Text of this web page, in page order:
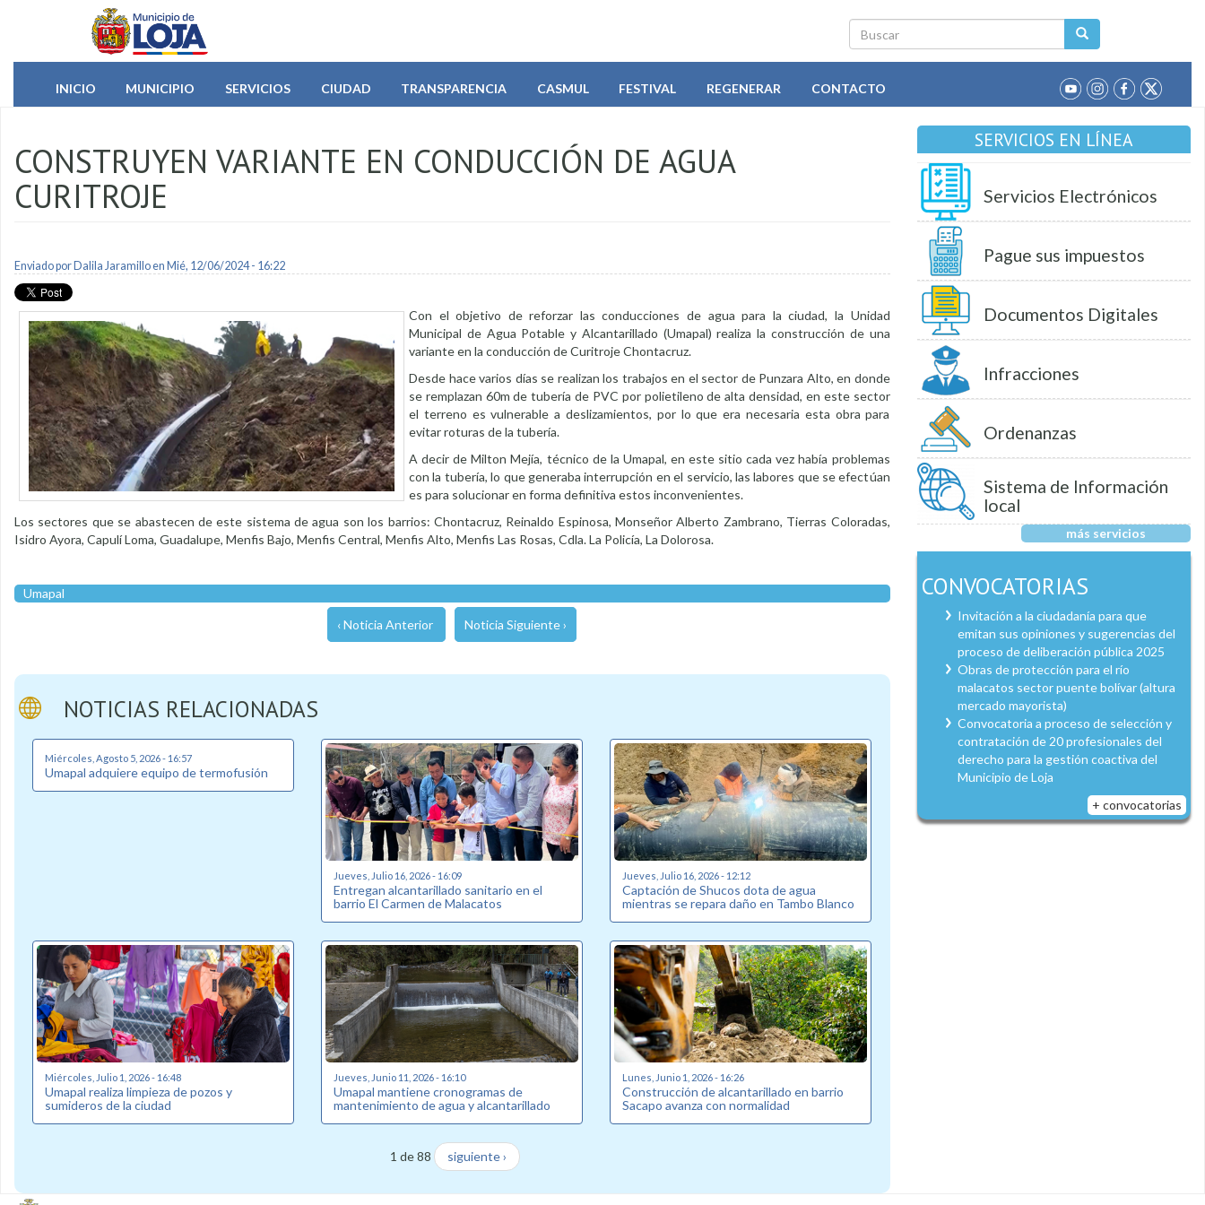
Pasar al contenido principal
Buscar
INICIO
MUNICIPIO SERVICIOS CIUDAD TRANSPARENCIA CASMUL FESTIVAL REGENERAR CONTACTO
CONSTRUYEN VARIANTE EN CONDUCCIÓN DE AGUA
CURITROJE
Enviado por Dalila Jaramilloen Mié, 12/06/2024 - 16:22
Con el objetivo de reforzar las conducciones de agua para la ciudad, la Unidad
Municipal de Agua Potable y Alcantarillado (Umapal) realiza la construcción de una
variante en la conducción de Curitroje Chontacruz.
Desde hace varios días se realizan los trabajos en el sector de Punzara Alto, en donde
se remplazan 60m de tubería de PVC por polietileno de alta densidad, en este sector
el terreno es vulnerable a deslizamientos, por lo que era necesaria esta obra para
evitar roturas de la tubería.
A decir de Milton Mejía, técnico de la Umapal, en este sitio cada vez había problemas
con la tubería, lo que generaba interrupción en el servicio, las labores que se efectúan
es para solucionar en forma definitiva estos inconvenientes.
Los sectores que se abastecen de este sistema de agua son los barrios: Chontacruz, Reinaldo Espinosa, Monseñor Alberto Zambrano, Tierras Coloradas,
Isidro Ayora, Capulí Loma, Guadalupe, Menfis Bajo, Menfis Central, Menfis Alto, Menfis Las Rosas, Cdla. La Policía, La Dolorosa.
Umapal
‹ Noticia Anterior Noticia Siguiente ›
NOTICIAS RELACIONADAS
Miércoles, Agosto 5, 2026 - 16:57
Umapal adquiere equipo de termofusión
Jueves, Julio 16, 2026 - 16:09
Entregan alcantarillado sanitario en el
barrio El Carmen de Malacatos
Jueves, Julio 16, 2026 - 12:12
Captación de Shucos dota de agua
mientras se repara daño en Tambo Blanco
Miércoles, Julio 1, 2026 - 16:48
Umapal realiza limpieza de pozos y
sumideros de la ciudad
Jueves, Junio 11, 2026 - 16:10
Umapal mantiene cronogramas de
mantenimiento de agua y alcantarillado
Lunes, Junio 1, 2026 - 16:26
Construcción de alcantarillado en barrio
Sacapo avanza con normalidad
1 de 88 siguiente ›
SERVICIOS EN LÍNEA
Servicios Electrónicos
Pague sus impuestos
Documentos Digitales
Infracciones
Ordenanzas
Sistema de Información
local
más servicios
CONVOCATORIAS
Invitación a la ciudadanía para que
emitan sus opiniones y sugerencias del
proceso de deliberación pública 2025
Obras de protección para el río
malacatos sector puente bolívar (altura
mercado mayorista)
Convocatoria a proceso de selección y
contratación de 20 profesionales del
derecho para la gestión coactiva del
Municipio de Loja
+ convocatorias